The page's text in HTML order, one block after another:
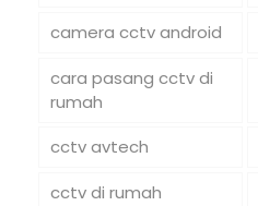
camera cctv android
cara pasang cctv di
rumah
cctv avtech
cctv di rumah